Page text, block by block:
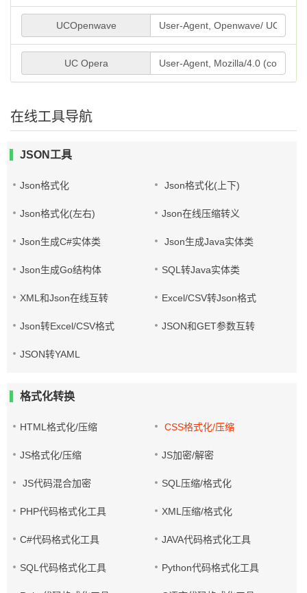
UCOpenwave
UC Opera
在线工具导航
JSON工具
Json格式化 Json格式化(上下)
Json格式化(左右) Json在线压缩转义
Json生成C#实体类 Json生成Java实体类
Json生成Go结构体 SQL转Java实体类
XML和Json在线互转 Excel/CSV转Json格式
Json转Excel/CSV格式 JSON和GET参数互转
JSON转YAML
格式化转换
HTML格式化/压缩 CSS格式化/压缩
JS格式化/压缩 JS加密/解密
JS代码混合加密 SQL压缩/格式化
PHP代码格式化工具 XML压缩/格式化
C#代码格式化工具 JAVA代码格式化工具
SQL代码格式化工具 Python代码格式化工具